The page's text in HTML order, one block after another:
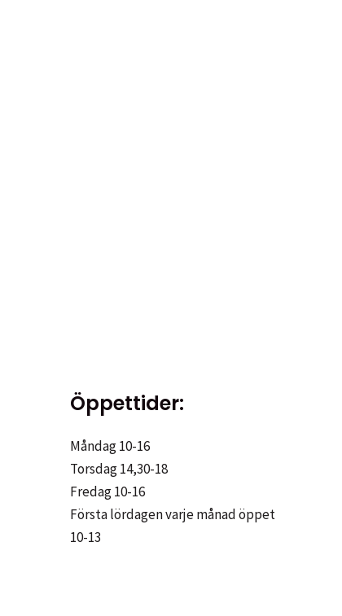
Öppettider:
Måndag 10-16
Torsdag 14,30-18
Fredag 10-16
Första lördagen varje månad öppet
10-13